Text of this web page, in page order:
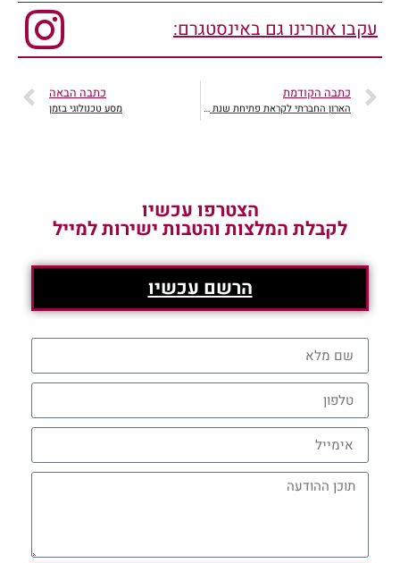
עקבו אחרינו גם באינסטגרם:
כתבה הקודמת
הארון החברתי לקראת פתיחת שנת הלימודים
כתבה הבאה
מסע טכנולוגי בזמן
הצטרפו עכשיו
לקבלת המלצות והטבות ישירות למייל
הרשם עכשיו